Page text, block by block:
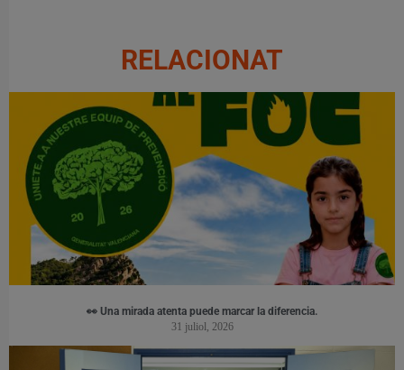
RELACIONAT
👀 Una mirada atenta puede marcar la diferencia.
31 juliol, 2026